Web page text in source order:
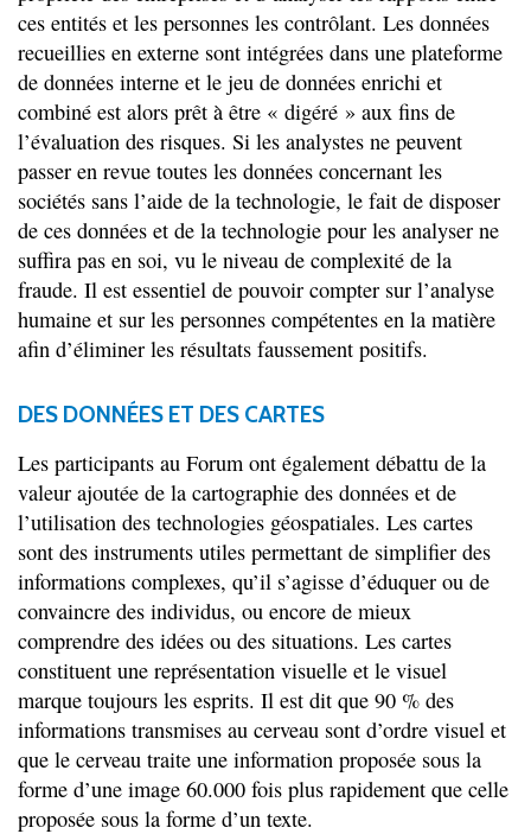
ces entités et les personnes les contrôlant. Les données
recueillies en externe sont intégrées dans une plateforme
de données interne et le jeu de données enrichi et
combiné est alors prêt à être « digéré » aux fins de
l’évaluation des risques. Si les analystes ne peuvent
passer en revue toutes les données concernant les
sociétés sans l’aide de la technologie, le fait de disposer
de ces données et de la technologie pour les analyser ne
suffira pas en soi, vu le niveau de complexité de la
fraude. Il est essentiel de pouvoir compter sur l’analyse
humaine et sur les personnes compétentes en la matière
afin d’éliminer les résultats faussement positifs.
DES DONNÉES ET DES CARTES
Les participants au Forum ont également débattu de la
valeur ajoutée de la cartographie des données et de
l’utilisation des technologies géospatiales. Les cartes
sont des instruments utiles permettant de simplifier des
informations complexes, qu’il s’agisse d’éduquer ou de
convaincre des individus, ou encore de mieux
comprendre des idées ou des situations. Les cartes
constituent une représentation visuelle et le visuel
marque toujours les esprits. Il est dit que 90 % des
informations transmises au cerveau sont d’ordre visuel et
que le cerveau traite une information proposée sous la
forme d’une image 60.000 fois plus rapidement que celle
proposée sous la forme d’un texte.